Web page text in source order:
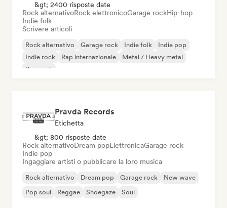
&gt; 2400 risposte date
Rock alternativoRock elettronicoGarage rockHip-hop
Indie folk
Scrivere articoli
Rock alternativo Garage rock Indie folk
Indie pop
Indie rock
Rap internazionale
Metal / Heavy metal
Pop rock
Pravda Records
Etichetta
&gt; 800 risposte date
Rock alternativoDream popElettronicaGarage rock
Indie pop
Ingaggiare artisti o pubblicare la loro musica
Rock alternativo Dream pop Garage rock
New wave
Pop soul
Reggae Shoegaze Soul